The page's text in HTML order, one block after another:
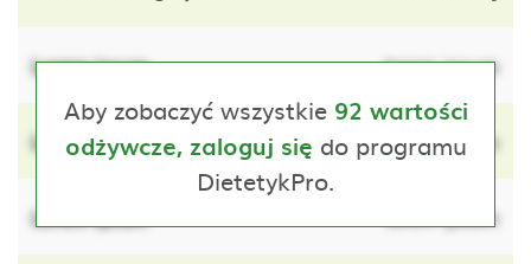
Lorem ipsum lorem ipsum
Lorem ipsum lorem ipsum
Lorem ipsum lorem ipsum
Aby zobaczyć wszystkie 92 wartości
odżywcze, zaloguj się do programu
DietetykPro.